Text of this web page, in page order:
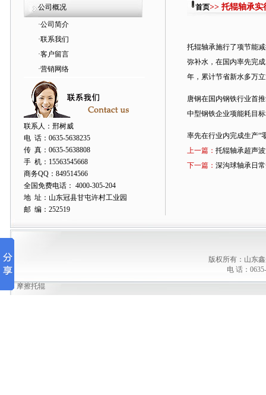
公司概况
·公司简介
·联系我们
·客户留言
·营销网络
联系人：邢树威
电 话：0635-5638235
传 真：0635-5638808
手 机：15563545668
商务QQ：849514566
全国免费电话： 4000-305-204
地 址：山东冠县甘屯许村工业园
邮 编：252519
首页>> 托辊轴承实
托辊轴承施行了项节能
弥补水，在国内率先完
年，累计节省新水多万
唐钢在国内钢铁行业首
中型钢铁企业项能耗目
率先在行业内完成生产“
上一篇： 托辊轴承超声
下一篇： 深沟球轴承日
版权所有：山东
电 话：
摩擦托辊